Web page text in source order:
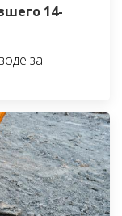
14-
за